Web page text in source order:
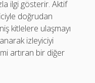
ilgi gösterir. Aktif
doğrudan
kitlelere ulaşmayı
izleyiciyi
artıran bir diğer